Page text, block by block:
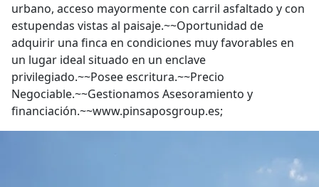
urbano, acceso mayormente con carril asfaltado y con
estupendas vistas al paisaje.~~Oportunidad de
adquirir una finca en condiciones muy favorables en
un lugar ideal situado en un enclave
privilegiado.~~Posee escritura.~~Precio
Negociable.~~Gestionamos Asesoramiento y
financiación.~~www.pinsaposgroup.es;